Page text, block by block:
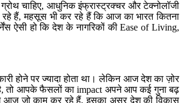
चाहिए, आधुनिक इंफ्रास्ट्रक्चर और टेक्नोलॉजी
रहे हैं, महसूस भी कर रहे हैं कि आज का भारत कितना
ऐसी हो कि देश के नागरिकों की Ease of Living,
होने पर ज्यादा होता था। लेकिन आज देश का ज़ोर
है, तो आपके फैसलों का impact अपने आप कई गुना बढ़
हम आज जो काम कर रहे हैं, इसका असर देश की विकास